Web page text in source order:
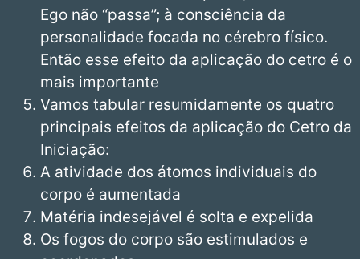
Ego não “passa”; à consciência da
personalidade focada no cérebro físico.
Então esse efeito da aplicação do cetro é o
mais importante
Vamos tabular resumidamente os quatro
principais efeitos da aplicação do Cetro da
Iniciação:
A atividade dos átomos individuais do
corpo é aumentada
Matéria indesejável é solta e expelida
Os fogos do corpo são estimulados e